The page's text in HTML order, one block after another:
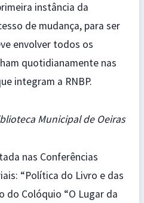
instância da
de mudança, para ser
envolver todos os
quotidianamente nas
integram a RNBP.
Municipal de Oeiras
nas Conferências
“Política do Livro e das
do Colóquio “O Lugar da